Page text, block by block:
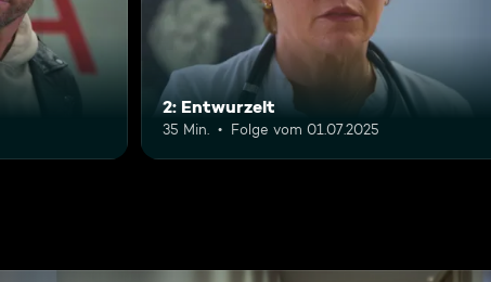
2: Entwurzelt
35 Min. Folge vom 01.07.2025